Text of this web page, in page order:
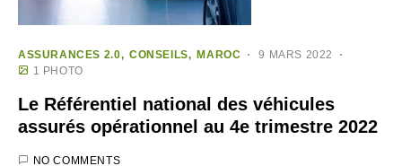
ASSURANCES 2.0 CONSEILS MAROC
9 MARS 2022
1 PHOTO
Le Référentiel national des véhicules
assurés opérationnel au 4e trimestre 2022
NO COMMENTS